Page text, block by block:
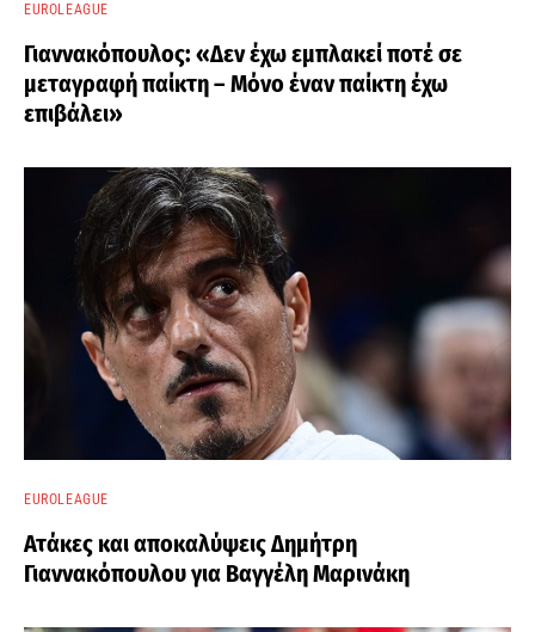
EUROLEAGUE
Γιαννακόπουλος: «Δεν έχω εμπλακεί ποτέ σε
μεταγραφή παίκτη – Μόνο έναν παίκτη έχω
επιβάλει»
EUROLEAGUE
Ατάκες και αποκαλύψεις Δημήτρη
Γιαννακόπουλου για Βαγγέλη Μαρινάκη